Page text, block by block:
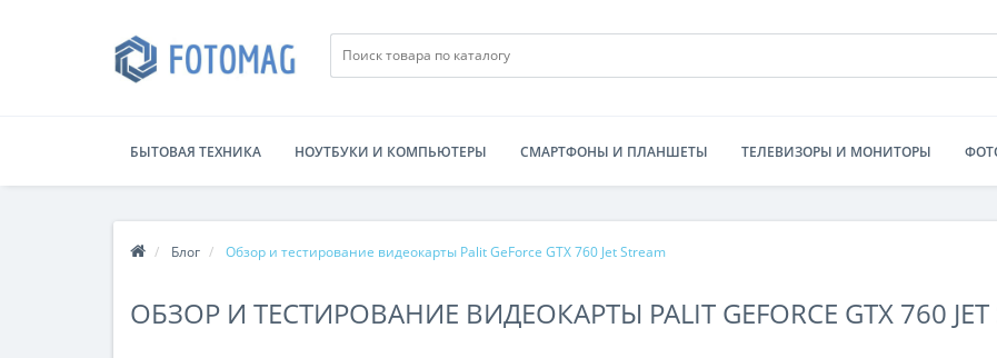
БЫТОВАЯ ТЕХНИКА НОУТБУКИ И КОМПЬЮТЕРЫ СМАРТФОНЫ И ПЛАНШЕТЫ ТЕЛЕВИЗОРЫ И МОНИТОРЫ
Блог Обзор и тестирование видеокарты Palit GeForce GTX 760 Jet Stream
ОБЗОР И ТЕСТИРОВАНИЕ ВИДЕОКАРТЫ PALIT GEFORCE GTX 760 JET